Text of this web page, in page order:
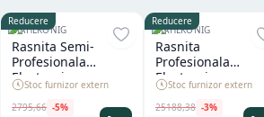
Reducere
MAHLKONIG
Rasnita Semi-
Profesionala
Electronica
Mahlkonig X54 Matt
Black
Stoc furnizor extern
2795,66 -5%
Reducere
MAHLKONIG
Rasnita
Profesionala
Electronica
Mahlkonig K30
Twin
Stoc furnizor extern
25188,38 -3%